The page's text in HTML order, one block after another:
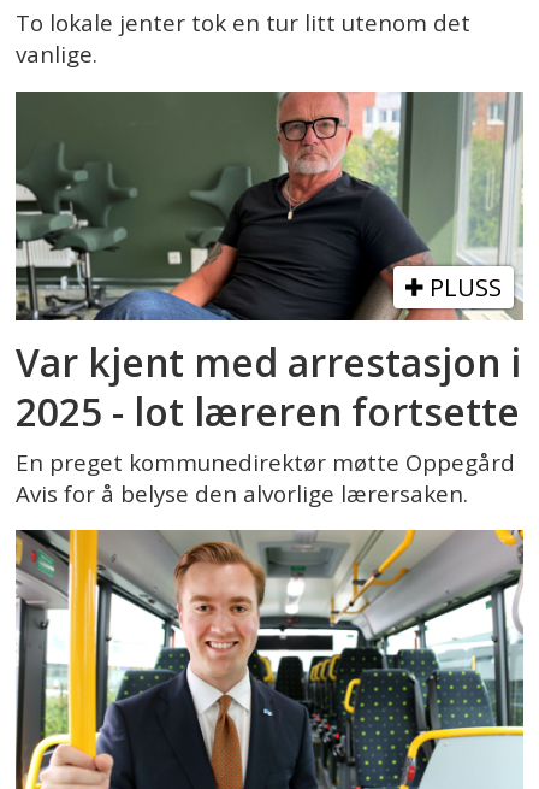
To lokale jenter tok en tur litt utenom det
vanlige.
PLUSS
Var kjent med arrestasjon i
2025 - lot læreren fortsette
En preget kommunedirektør møtte Oppegård
Avis for å belyse den alvorlige lærersaken.